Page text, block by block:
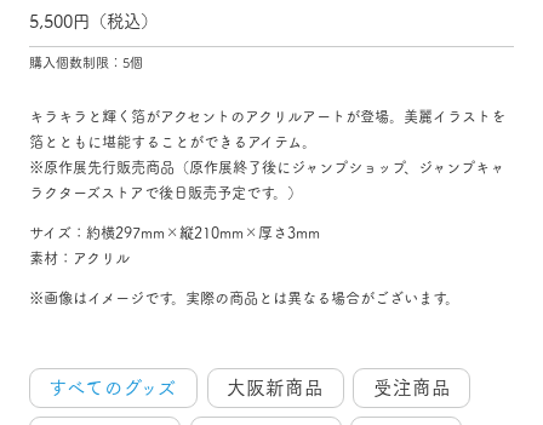
5,500円（税込）
購入個数制限：5個
キラキラと輝く箔がアクセントのアクリルアートが登場。美麗イラストを
箔とともに堪能することができるアイテム。
※原作展先行販売商品（原作展終了後にジャンプショップ、ジャンプキャ
ラクターズストアで後日販売予定です。）
サイズ：約横297mm×縦210mm×厚さ3mm
素材：アクリル
※画像はイメージです。実際の商品とは異なる場合がございます。
すべてのグッズ 大阪新商品 受注商品